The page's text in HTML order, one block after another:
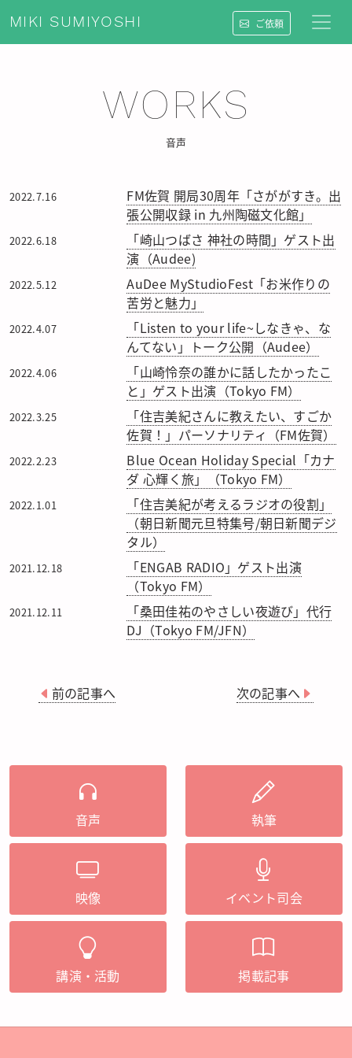
MIKI SUMIYOSHI ご依頼
WORKS
音声
2022.7.16
FM佐賀 開局30周年「さががすき。出
張公開収録 in 九州陶磁文化館」
2022.6.18
「崎山つばさ 神社の時間」ゲスト出
演（Audee)
2022.5.12
AuDee MyStudioFest「お米作りの
苦労と魅力」
2022.4.07
「Listen to your life~しなきゃ、な
んてない」トーク公開（Audee）
2022.4.06
「山崎怜奈の誰かに話したかったこ
と」ゲスト出演（Tokyo FM）
2022.3.25
「住吉美紀さんに教えたい、すごか
佐賀！」パーソナリティ（FM佐賀）
2022.2.23
Blue Ocean Holiday Special「カナ
ダ 心輝く旅」（Tokyo FM）
2022.1.01
「住吉美紀が考えるラジオの役割」
（朝日新聞元旦特集号/朝日新聞デジ
タル）
2021.12.18
「ENGAB RADIO」ゲスト出演
（Tokyo FM）
2021.12.11
「桑田佳祐のやさしい夜遊び」代行
DJ（Tokyo FM/JFN）
次の記事へ
前の記事へ
音声 執筆
映像 イベント司会
講演・活動 掲載記事